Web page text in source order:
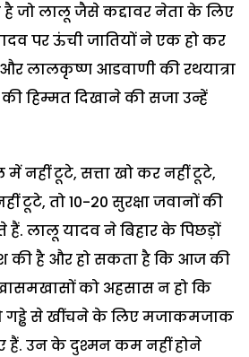
है जो लालू जैसे कद्दावर नेता के लिए
पर ऊंची जातियों ने एक हो कर
लालकृष्ण आडवाणी की रथयात्रा
हिम्मत दिखाने की सजा उन्हें
नहीं टूटे, सत्ता खो कर नहीं टूटे,
टूटे, तो 10-20 सुरक्षा जवानों की
लालू यादव ने बिहार के पिछड़ों
की है और हो सकता है कि आज की
को अहसास न हो कि
गड्ढे से खींचने के लिए मजाकमजाक
हैं. उन के दुश्मन कम नहीं होने